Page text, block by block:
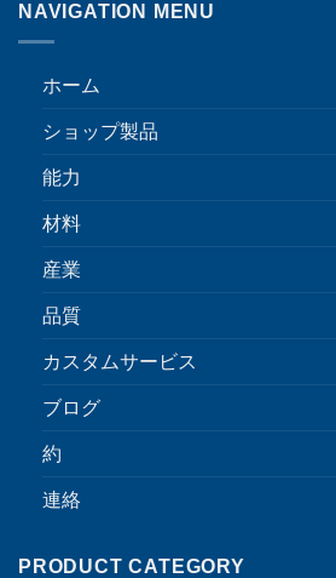
NAVIGATION MENU
ホーム
ショップ製品
能力
材料
産業
品質
カスタムサービス
ブログ
約
連絡
PRODUCT CATEGORY